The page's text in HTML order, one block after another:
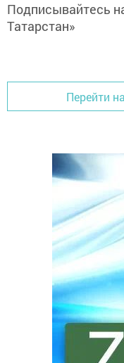
Подписывайтесь
Татарстан»
Перейти